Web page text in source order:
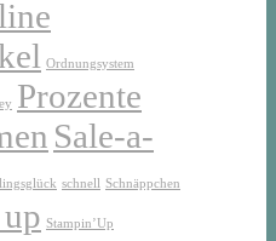
Ordnungsystem
Prozente
Sale-a-
schnell Schnäppchen
Stampin’Up